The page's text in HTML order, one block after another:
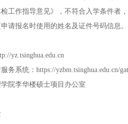
工作指导意见》，不符合入学条件者
请报名时使用的姓名及证件号码信息。
yz.tsinghua.edu.cn
务系统：https://yzbm.tsinghua.edu.cn/
院李华楼硕士项目办公室